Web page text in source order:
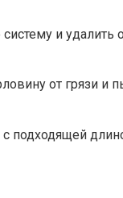
и удалить
от грязи и
подходящей